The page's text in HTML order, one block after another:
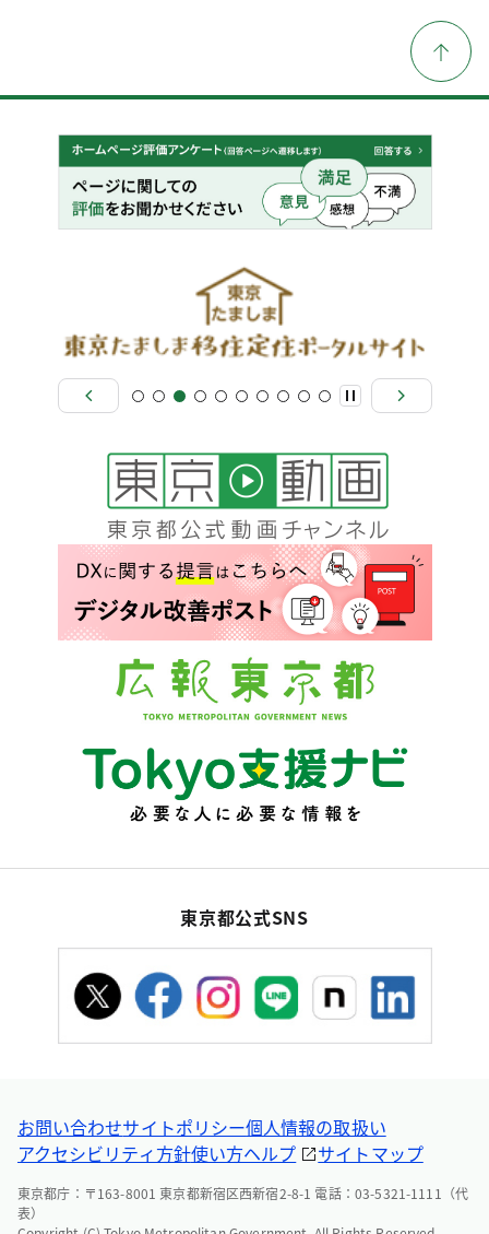
東京都公式SNS
お問い合わせサイトポリシー個人情報の取扱い
アクセシビリティ方針使い方ヘルプ サイトマップ
東京都庁：〒163-8001 東京都新宿区西新宿2-8-1 電話：03-5321-1111（代
表）